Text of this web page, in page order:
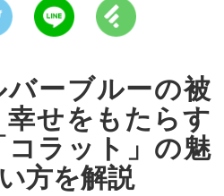
バーブルーの被
せをもたらす
ラット」の魅
方を解説